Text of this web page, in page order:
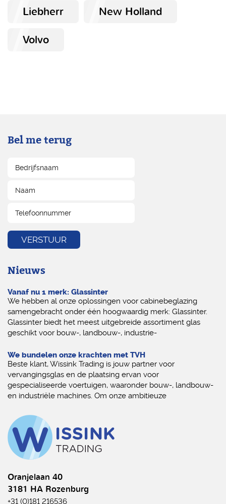
Liebherr
New Holland
Volvo
Bel me terug
Nieuws
Vanaf nu 1 merk: Glassinter
We hebben al onze oplossingen voor cabinebeglazing
samengebracht onder één hoogwaardig merk: Glassinter.
Glassinter biedt het meest uitgebreide assortiment glas
geschikt voor bouw-, landbouw-, industrie-
We bundelen onze krachten met TVH
Beste klant, Wissink Trading is jouw partner voor
vervangingsglas en de plaatsing ervan voor
gespecialiseerde voertuigen, waaronder bouw-, landbouw-
en industriële machines. Om onze ambitieuze
Oranjelaan 40
3181 HA Rozenburg
+31 (0)181 216536